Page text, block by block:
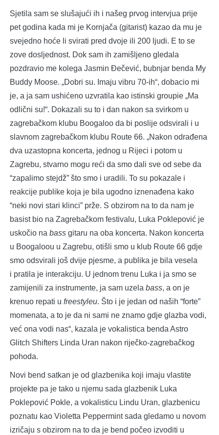
Sjetila sam se slušajući ih i našeg prvog intervjua prije
pet godina kada mi je Kornjača (gitarist) kazao da mu je
svejedno hoće li svirati pred dvoje ili 200 ljudi. E to se
zove dosljednost. Dok sam ih zamišljeno gledala
pozdravio me kolega Jasmin Đečević, bubnjar benda My
Buddy Moose. „Dobri su. Imaju vibru 70-ih“, dobacio mi
je, a ja sam ushićeno uzvratila kao istinski groupie „Ma
odlični su!“. Dokazali su to i dan nakon sa svirkom u
zagrebačkom klubu Boogaloo da bi poslije odsvirali i u
slavnom zagrebačkom klubu Route 66. „Nakon odrađena
dva uzastopna koncerta, jednog u Rijeci i potom u
Zagrebu, stvarno mogu reći da smo dali sve od sebe da
“zapalimo stejdž” što smo i uradili. To su pokazale i
reakcije publike koja je bila ugodno iznenađena kako
“neki novi stari klinci” prže. S obzirom na to da nam je
basist bio na Zagrebačkom festivalu, Luka Poklepović je
uskočio na bass gitaru na oba koncerta. Nakon koncerta
u Boogaloou u Zagrebu, otišli smo u klub Route 66 gdje
smo odsvirali još dvije pjesme, a publika je bila vesela
i pratila je interakciju. U jednom trenu Luka i ja smo se
zamijenili za instrumente, ja sam uzela bass, a on je
krenuo repati u freestyleu. Što i je jedan od naših “forte”
momenata, a to je da ni sami ne znamo gdje glazba vodi,
već ona vodi nas“, kazala je vokalistica benda Astro
Glitch Shifters Linda Uran nakon riječko-zagrebačkog
pohoda.
Novi bend satkan je od glazbenika koji imaju vlastite
projekte pa je tako u njemu sada glazbenik Luka
Poklepović Pokle, a vokalisticu Lindu Uran, glazbenicu
poznatu kao Violetta Peppermint sada gledamo u novom
izričaju s obzirom na to da je bend počeo izvoditi u